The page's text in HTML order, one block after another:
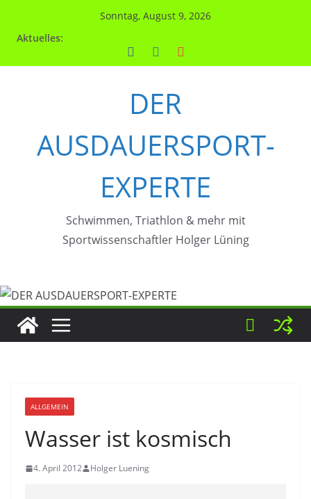
Sonntag, August 9, 2026
Aktuelles:
DER
AUSDAUERSPORT-
EXPERTE
Schwimmen, Triathlon & mehr mit
Sportwissenschaftler Holger Lüning
ALLGEMEIN
Wasser ist kosmisch
4. April 2012 Holger Luening